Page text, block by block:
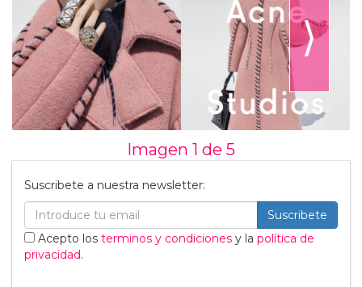
⟩
Imagen 1 de 5
Suscribete a nuestra newsletter:
Suscribete
Acepto los terminos y condiciones y la política de
privacidad.